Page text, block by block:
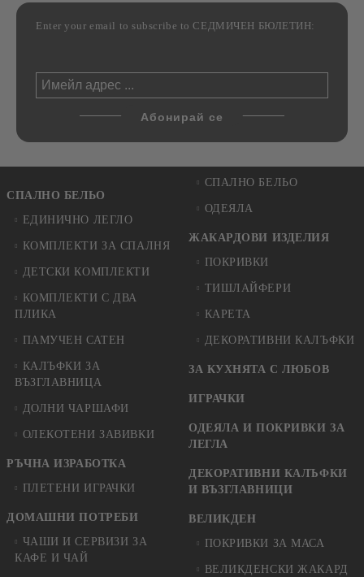
Enter your email to subscribe to СЕДМИЧЕН БЮЛЕТИН:
СПАЛНО БЕЛЬО
ЕДИНИЧНО ЛЕГЛО
КОМПЛЕКТИ ЗА СПАЛНЯ
ДЕТСКИ КОМПЛЕКТИ
КОМПЛЕКТИ С ДВА
ПЛИКА
ПАМУЧЕН САТЕН
КАЛЪФКИ ЗА
ВЪЗГЛАВНИЦА
ДОЛНИ ЧАРШАФИ
ОЛЕКОТЕНИ ЗАВИВКИ
РЪЧНА ИЗРАБОТКА
ПЛЕТЕНИ ИГРАЧКИ
ДОМАШНИ ПОТРЕБИ
ЧАШИ И СЕРВИЗИ ЗА
КАФЕ И ЧАЙ
СПАЛНО БЕЛЬО
ОДЕЯЛА
ЖАКАРДОВИ ИЗДЕЛИЯ
ПОКРИВКИ
ТИШЛАЙФЕРИ
КАРЕТА
ДЕКОРАТИВНИ КАЛЪФКИ
ЗА КУХНЯТА С ЛЮБОВ
ИГРАЧКИ
ОДЕЯЛА И ПОКРИВКИ ЗА
ЛЕГЛА
ДЕКОРАТИВНИ КАЛЪФКИ
И ВЪЗГЛАВНИЦИ
ВЕЛИКДЕН
ПОКРИВКИ ЗА МАСА
ВЕЛИКДЕНСКИ ЖАКАРД